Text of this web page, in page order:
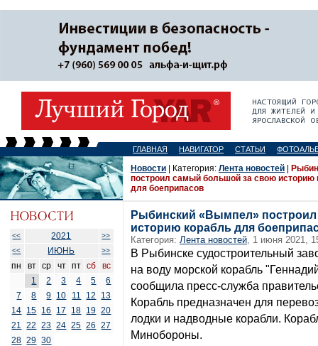
ГЛАВНАЯ НАВИГАТОР СТАТЬИ
<< 2021
>>
<<
ИЮНЬ >>
пн вт ср чт пт сб
вс
1
2 3 4 5
6
7
8 9 10 11 12
13
14 15 16 17 18 19 20
21
22 23 24 25 26
27
28 29 30
Новости | Категория: Лента новостей
построил самый большой за свою историю
для боеприпасов
Рыбинский «Вымпел»
историю корабль для
Категория: Лента новостей, 1 июня 2021,
В Рыбинске судостроительный
на воду морской корабль
сообщила пресс-служба
Корабль предназначен для
лодки и надводные корабли.
Минобороны.